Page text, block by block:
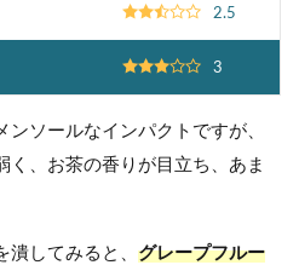
2.5
3
ソールなインパクトですが、
く、お茶の香りが目立ち、あま
潰してみると、 グレープフルー